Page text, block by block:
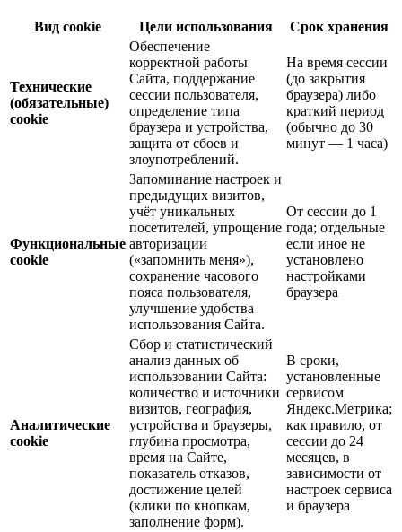
Вид cookie Цели использования Срок хранения
Технические
(обязательные)
cookie
Обеспечение
корректной работы
Сайта, поддержание
сессии пользователя,
определение типа
браузера и устройства,
защита от сбоев и
злоупотреблений.
На время сессии
(до закрытия
браузера) либо
краткий период
(обычно до 30
минут — 1 часа)
Функциональные
cookie
Запоминание настроек и
предыдущих визитов,
учёт уникальных
посетителей, упрощение
авторизации
(«запомнить меня»),
сохранение часового
пояса пользователя,
улучшение удобства
использования Сайта.
От сессии до 1
года; отдельные
если иное не
установлено
настройками
браузера
Аналитические
cookie
Сбор и статистический
анализ данных об
использовании Сайта:
количество и источники
визитов, география,
устройства и браузеры,
глубина просмотра,
время на Сайте,
показатель отказов,
достижение целей
(клики по кнопкам,
заполнение форм).
В сроки,
установленные
сервисом
Яндекс.Метрика;
как правило, от
сессии до 24
месяцев, в
зависимости от
настроек сервиса
и браузера